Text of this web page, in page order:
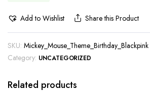
Add to Wishlist Share this Product
SKU: Mickey_Mouse_Theme_Birthday_Blackpink
Category: UNCATEGORIZED
Related products